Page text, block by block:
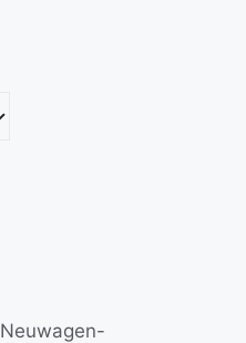
Neuwagen-